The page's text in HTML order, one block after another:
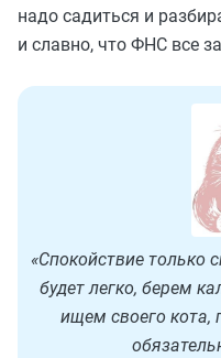
надо садиться и
и славно, что ФНС все
«Спокойствие только
будет легко, берем
ищем своего кота,